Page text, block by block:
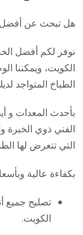
هل تبحث عن أفضل
نوفر لكم أفضل
الكويت، ويمكننا
الطباخ المتواجد
بأحدث المعدات و
الفني ذوي الخبرة
التي تتعرض لها
بكفاءة عالية
تصليح جميع
الكويت.